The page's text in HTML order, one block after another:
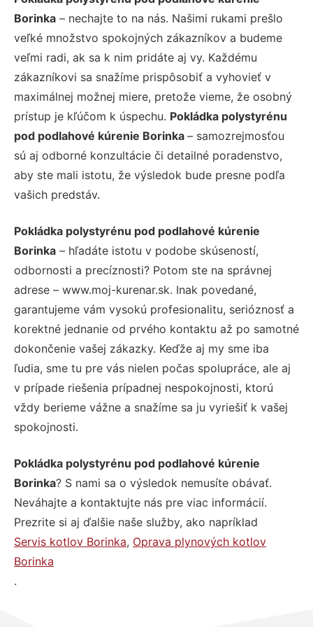
Borinka – nechajte to na nás. Našimi rukami prešlo
veľké množstvo spokojných zákazníkov a budeme
veľmi radi, ak sa k nim pridáte aj vy. Každému
zákazníkovi sa snažíme prispôsobiť a vyhovieť v
maximálnej možnej miere, pretože vieme, že osobný
prístup je kľúčom k úspechu. Pokládka polystyrénu
pod podlahové kúrenie Borinka – samozrejmosťou
sú aj odborné konzultácie či detailné poradenstvo,
aby ste mali istotu, že výsledok bude presne podľa
vašich predstáv.
Pokládka polystyrénu pod podlahové kúrenie
Borinka – hľadáte istotu v podobe skúseností,
odbornosti a precíznosti? Potom ste na správnej
adrese – www.moj-kurenar.sk. Inak povedané,
garantujeme vám vysokú profesionalitu, serióznosť a
korektné jednanie od prvého kontaktu až po samotné
dokončenie vašej zákazky. Keďže aj my sme iba
ľudia, sme tu pre vás nielen počas spolupráce, ale aj
v prípade riešenia prípadnej nespokojnosti, ktorú
vždy berieme vážne a snažíme sa ju vyriešiť k vašej
spokojnosti.
Pokládka polystyrénu pod podlahové kúrenie
Borinka? S nami sa o výsledok nemusíte obávať.
Neváhajte a kontaktujte nás pre viac informácií.
Prezrite si aj ďalšie naše služby, ako napríklad
Servis kotlov Borinka, Oprava plynových kotlov
Borinka
.